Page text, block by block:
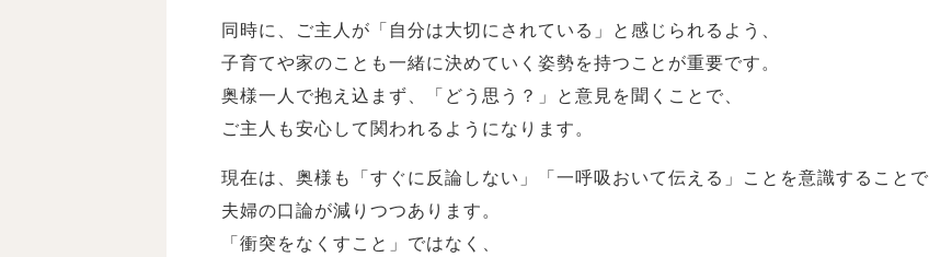
同時に、ご主人が「自分は大切にされている」と感じられるよう、
子育てや家のことも一緒に決めていく姿勢を持つことが重要です。
奥様一人で抱え込まず、「どう思う？」と意見を聞くことで、
ご主人も安心して関われるようになります。
現在は、奥様も「すぐに反論しない」「一呼吸おいて伝える」ことを意識することで
夫婦の口論が減りつつあります。
「衝突をなくすこと」ではなく、